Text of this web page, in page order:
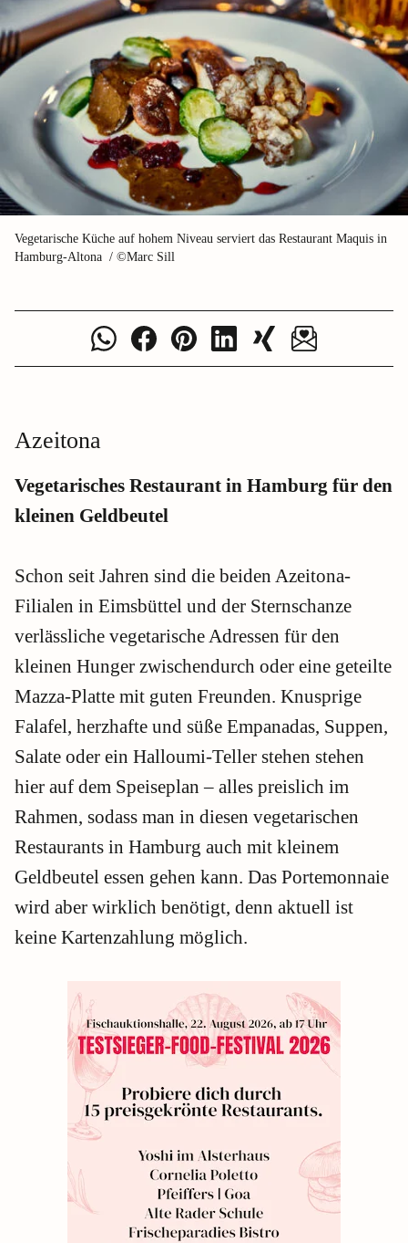
Vegetarische Küche auf hohem Niveau serviert das Restaurant Maquis in
Hamburg-Altona / ©Marc Sill
Azeitona
Vegetarisches Restaurant in Hamburg für den
kleinen Geldbeutel
Schon seit Jahren sind die beiden Azeitona-
Filialen in Eimsbüttel und der Sternschanze
verlässliche vegetarische Adressen für den
kleinen Hunger zwischendurch oder eine geteilte
Mazza-Platte mit guten Freunden. Knusprige
Falafel, herzhafte und süße Empanadas, Suppen,
Salate oder ein Halloumi-Teller stehen stehen
hier auf dem Speiseplan – alles preislich im
Rahmen, sodass man in diesen vegetarischen
Restaurants in Hamburg auch mit kleinem
Geldbeutel essen gehen kann. Das Portemonnaie
wird aber wirklich benötigt, denn aktuell ist
keine Kartenzahlung möglich.